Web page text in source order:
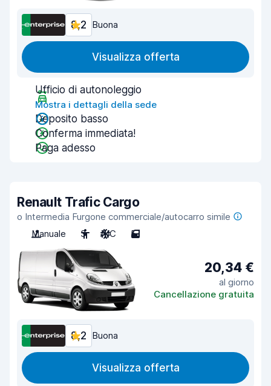
8,2 Buona
Visualizza offerta
Ufficio di autonoleggio
Mostra i dettagli della sede
Deposito basso
Conferma immediata!
Paga adesso
Renault Trafic Cargo
o Intermedia Furgone commerciale/autocarro simile
Manuale
3 A/C 5
20,34 €
al giorno
Cancellazione gratuita
8,2 Buona
Visualizza offerta